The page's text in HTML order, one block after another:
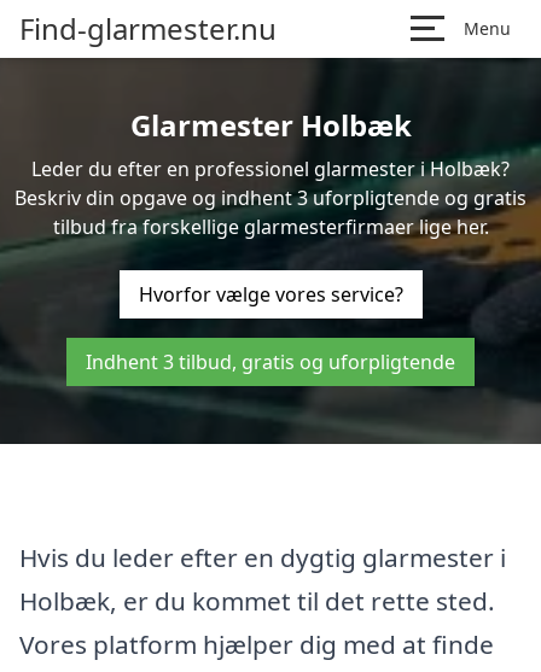
Find-glarmester.nu Menu
Glarmester Holbæk
Leder du efter en professionel glarmester i Holbæk?
Beskriv din opgave og indhent 3 uforpligtende og gratis
tilbud fra forskellige glarmesterfirmaer lige her.
Hvorfor vælge vores service?
Indhent 3 tilbud, gratis og uforpligtende
Hvis du leder efter en dygtig glarmester i
Holbæk, er du kommet til det rette sted.
Vores platform hjælper dig med at finde